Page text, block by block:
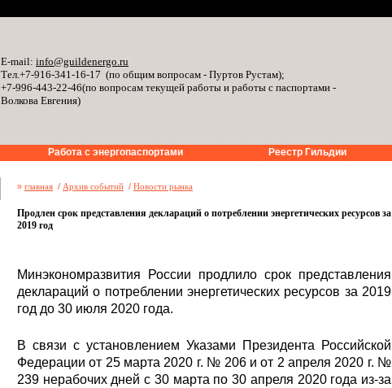
E-mail: info@guildenergo.ru
Тел.+7-916-341-16-17 (по общим вопросам - Пуртов Рустам);
+7-996-443-22-46(по вопросам текущей работы и работы с паспортами -
Волкова Евгения)
Работа с энергопаспортами Реестр Гильдии
» главная / Архив событий / Новости рынка
Продлен срок представления деклараций о потреблении энергетических ресурсов за
2019 год
Минэкономразвития России продлило срок представления
деклараций о потреблении энергетических ресурсов за 2019
год до 30 июля 2020 года.
В связи с установлением Указами Президента Российской
Федерации от 25 марта 2020 г. № 206 и от 2 апреля 2020 г. №
239 нерабочих дней с 30 марта по 30 апреля 2020 года из-за